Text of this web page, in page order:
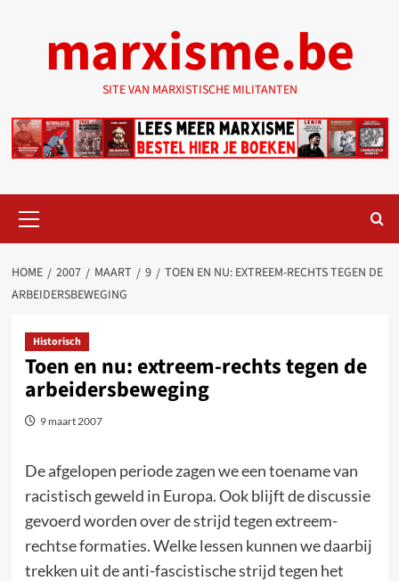
marxisme.be
SITE VAN MARXISTISCHE MILITANTEN
menu
HOME 2007 MAART 9
TOEN EN NU: EXTREEM-RECHTS TEGEN DE
ARBEIDERSBEWEGING
Historisch
Toen en nu: extreem-rechts tegen de
arbeidersbeweging
9 maart 2007
De afgelopen periode zagen we een toename van
racistisch geweld in Europa. Ook blijft de discussie
gevoerd worden over de strijd tegen extreem-
rechtse formaties. Welke lessen kunnen we daarbij
trekken uit de anti-fascistische strijd tegen het